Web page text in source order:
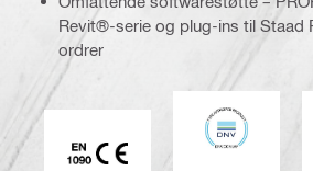
Revit®-serie og plug-ins til
ordrer
CE EN 1090 mærke
DNV